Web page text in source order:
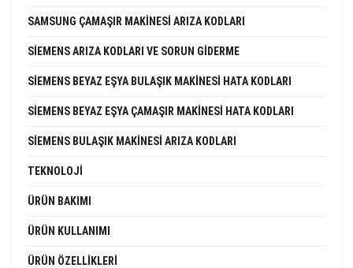
SAMSUNG ÇAMAŞIR MAKINESI ARIZA KODLARI
SIEMENS ARIZA KODLARI VE SORUN GIDERME
SIEMENS BEYAZ EŞYA BULAŞIK MAKINESI HATA KODLARI
SIEMENS BEYAZ EŞYA ÇAMAŞIR MAKINESI HATA KODLARI
SIEMENS BULAŞIK MAKINESI ARIZA KODLARI
TEKNOLOJI
ÜRÜN BAKIMI
ÜRÜN KULLANIMI
ÜRÜN ÖZELLIKLERI